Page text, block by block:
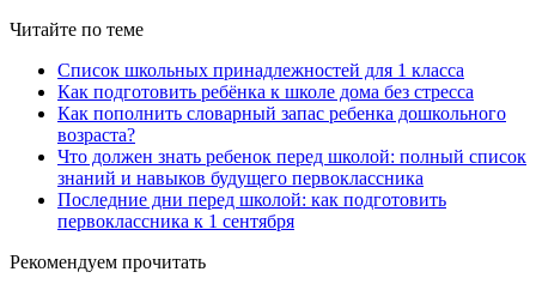
Читайте по теме
Список школьных принадлежностей для 1 класса
Как подготовить ребёнка к школе дома без стресса
Как пополнить словарный запас ребенка дошкольного
возраста?
Что должен знать ребенок перед школой: полный список
знаний и навыков будущего первоклассника
Последние дни перед школой: как подготовить
первоклассника к 1 сентября
Рекомендуем прочитать